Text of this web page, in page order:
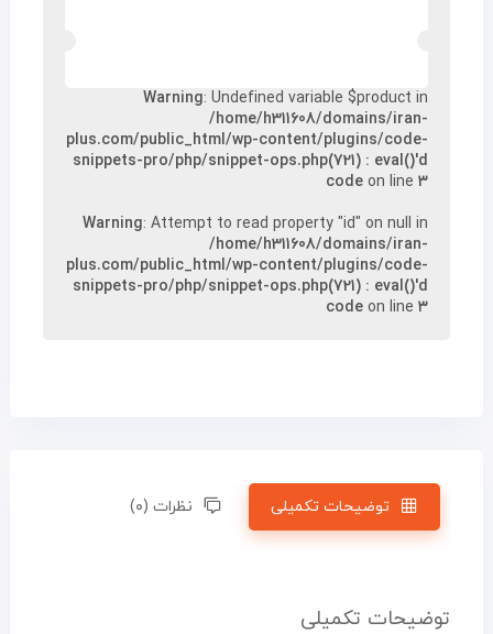
Warning: Undefined variable $product in
/home/h311608/domains/iran-
plus.com/public_html/wp-content/plugins/code-
snippets-pro/php/snippet-ops.php(721) : eval()'d
code on line۳
Warning: Attempt to read property "id" on null in
/home/h311608/domains/iran-
plus.com/public_html/wp-content/plugins/code-
snippets-pro/php/snippet-ops.php(721) : eval()'d
code on line۳
توضیحات تکمیلی نظرات (۰)
توضیحات تکمیلی